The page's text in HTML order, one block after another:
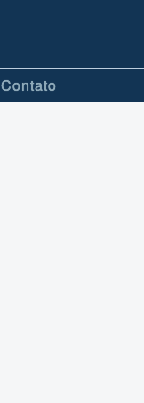
Contato